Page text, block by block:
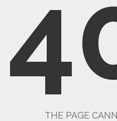
THE PAGE